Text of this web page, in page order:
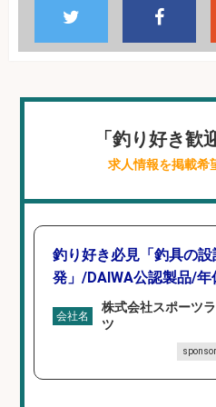
「釣り好き歓
求人情報を掲載希
釣り好き必見「釣具の設
発」/DAIWA公認製品/年
会社名
株式会社スポーツ
ツ